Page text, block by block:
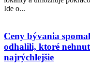
Ide o...
Ceny bývania
odhalili, ktoré
najrýchlejšie